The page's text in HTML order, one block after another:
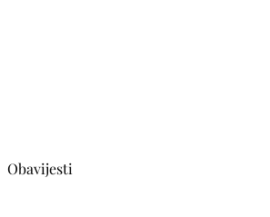
Obavijesti